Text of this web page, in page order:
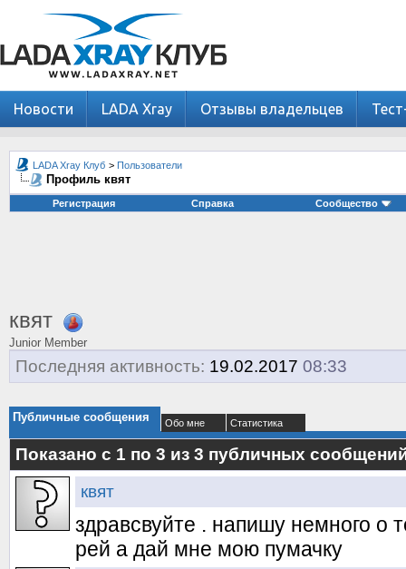
Новости LADA Xray Отзывы владельцев
LADA Xray Клуб > Пользователи
Профиль квят
Регистрация Справка Сообщество
квят
Junior Member
Последняя активность: 19.02.2017 08:33
Публичные сообщения Обо мне Статистика
Показано с 1 по 3 из 3 публичных
квят
здравсвуйте . напишу немного о
рей а дай мне мою пумачку